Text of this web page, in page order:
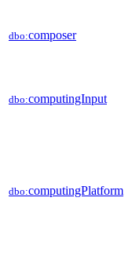
dbo:composer
dbo:computingInput
dbo:computingPlatform